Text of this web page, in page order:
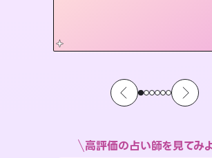
高評価の占い師を見てみ